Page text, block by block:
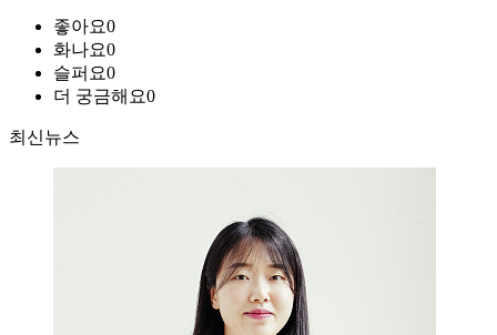
좋아요0
화나요0
슬퍼요0
더 궁금해요0
최신뉴스